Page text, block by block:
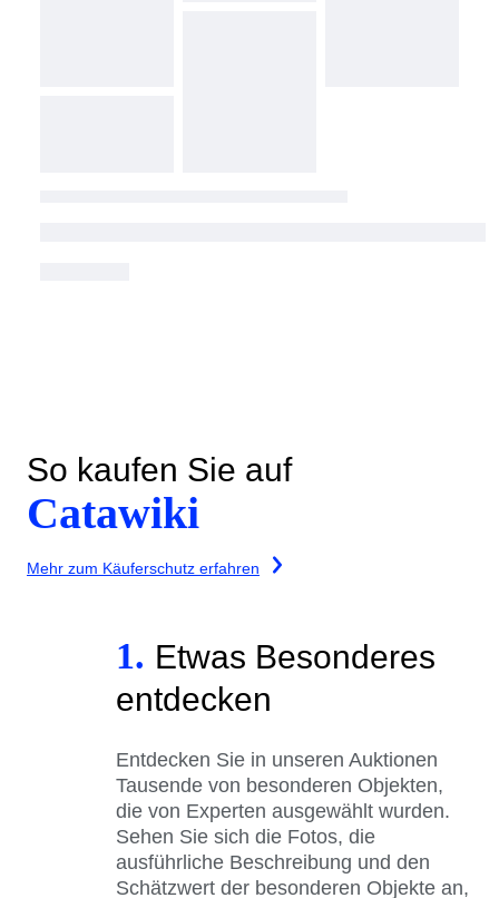
So kaufen Sie auf
Catawiki
Mehr zum Käuferschutz erfahren
1. Etwas Besonderes
entdecken
Entdecken Sie in unseren Auktionen
Tausende von besonderen Objekten,
die von Experten ausgewählt wurden.
Sehen Sie sich die Fotos, die
ausführliche Beschreibung und den
Schätzwert der besonderen Objekte an,